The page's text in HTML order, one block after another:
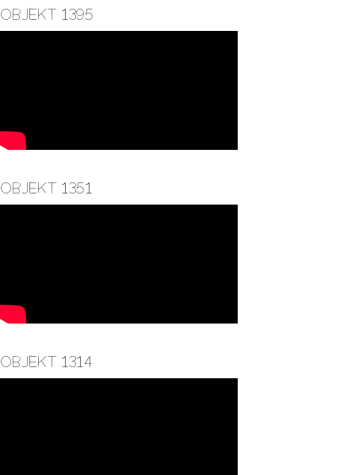
Objekt 1395
Objekt 1351
Objekt 1314